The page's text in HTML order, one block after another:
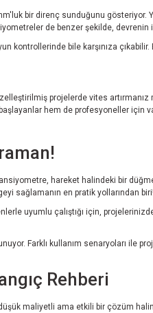
bir direnç sunduğunu gösteriyor.
de benzer şekilde,
bile karşınıza
projelerde vites
hem de profesyoneller için
hareket halindeki bir
sağlamanın en pratik yollarından biri!
uyumlu çalıştığı için,
Farklı kullanım senaryoları ile
Rehberi
maliyetli ama etkili bir çözüm